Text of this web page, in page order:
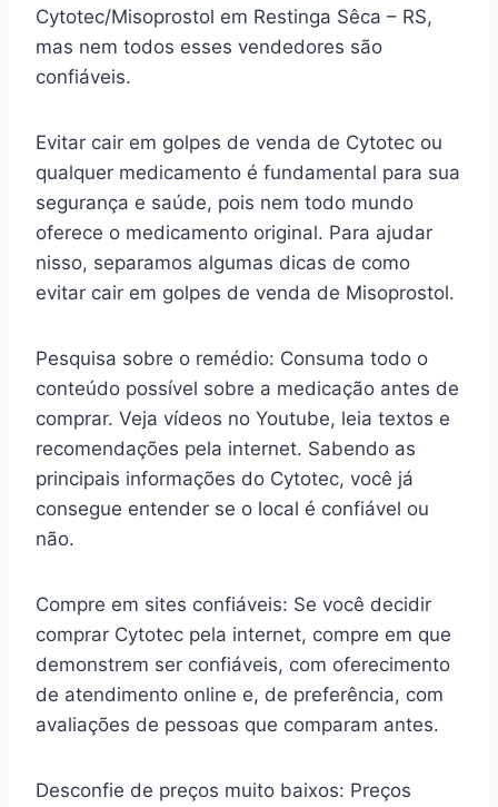
Cytotec/Misoprostol em Restinga Sêca – RS,
mas nem todos esses vendedores são
confiáveis.
Evitar cair em golpes de venda de Cytotec ou
qualquer medicamento é fundamental para sua
segurança e saúde, pois nem todo mundo
oferece o medicamento original. Para ajudar
nisso, separamos algumas dicas de como
evitar cair em golpes de venda de Misoprostol.
Pesquisa sobre o remédio: Consuma todo o
conteúdo possível sobre a medicação antes de
comprar. Veja vídeos no Youtube, leia textos e
recomendações pela internet. Sabendo as
principais informações do Cytotec, você já
consegue entender se o local é confiável ou
não.
Compre em sites confiáveis: Se você decidir
comprar Cytotec pela internet, compre em que
demonstrem ser confiáveis, com oferecimento
de atendimento online e, de preferência, com
avaliações de pessoas que comparam antes.
Desconfie de preços muito baixos: Preços